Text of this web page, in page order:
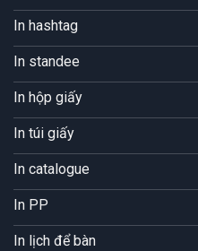
In hashtag
In standee
In hộp giấy
In túi giấy
In catalogue
In PP
In lịch để bàn